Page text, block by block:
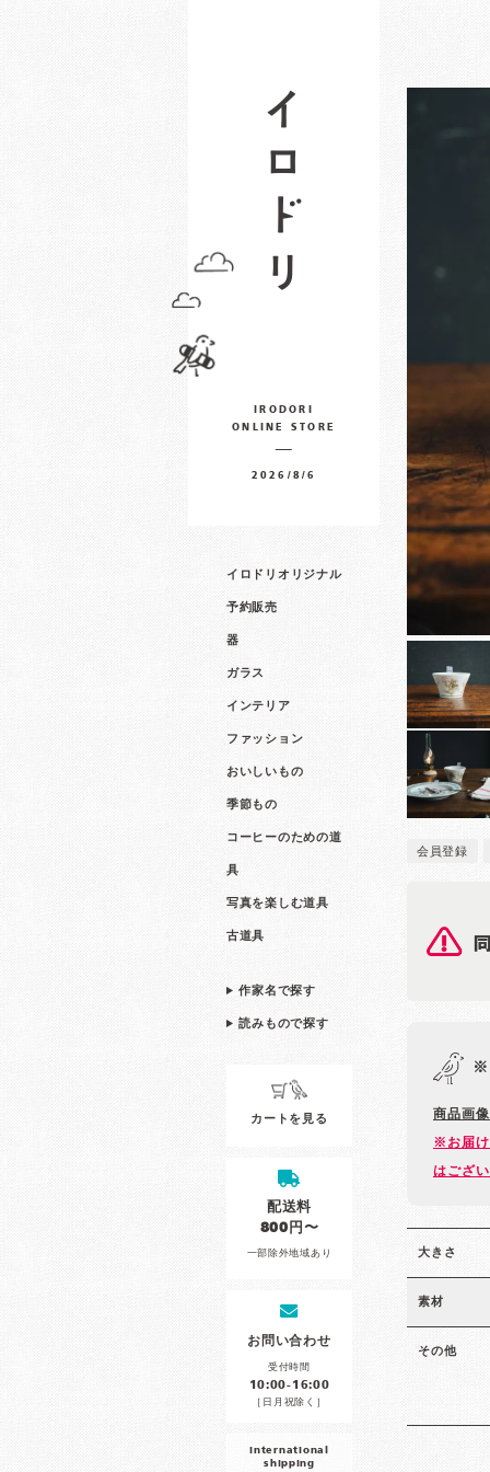
IRODORI
ONLINE STORE
2026/8/6
イロドリオリジナル
予約販売
器
ガラス
インテリア
ファッション
おいしいもの
季節もの
コーヒーのための道
具
写真を楽しむ道具
古道具
作家名で探す
読みもので探す
カートを見る
配送料
800円〜
一部除外地域あり
お問い合わせ
受付時間
10:00-16:00
［日月祝除く］
international
shipping
会員登録
※
商品画
※お届け
はござ
大きさ
素材
その他